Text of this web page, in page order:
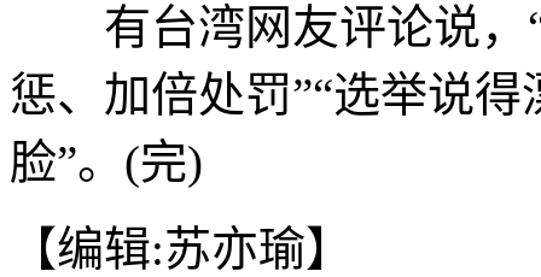
有台湾网友评论说，“
惩、加倍处罚”“选举说
脸”。(完)
【编辑:苏亦瑜】